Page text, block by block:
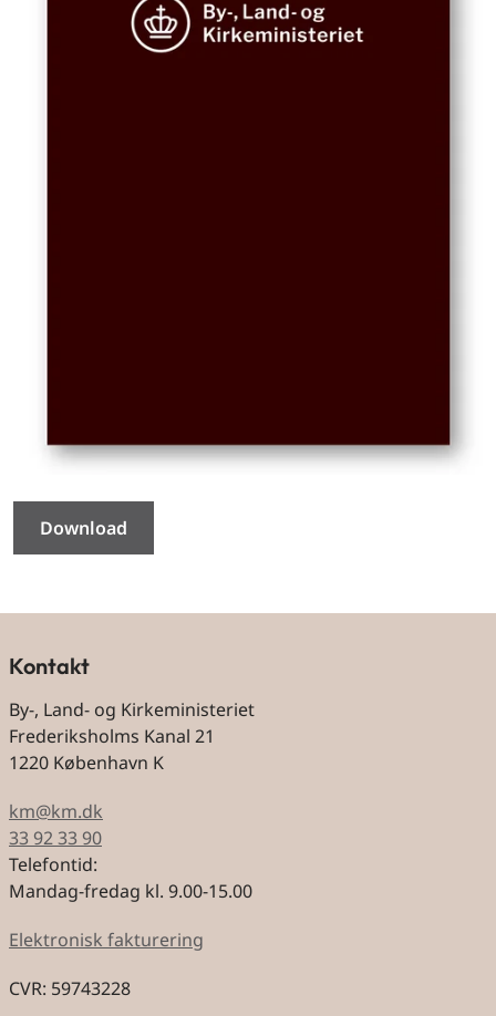
Download
Kontakt
By-, Land- og Kirkeministeriet
Frederiksholms Kanal 21
1220 København K
km@km.dk
33 92 33 90
Telefontid:
Mandag-fredag kl. 9.00-15.00
Elektronisk fakturering
CVR: 59743228